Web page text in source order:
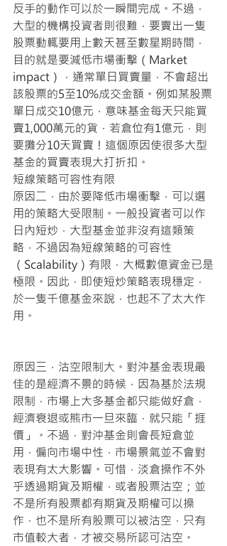
反手的動作可以於一瞬間完成。不過，
大型的機構投資者則很難，要賣出一隻
股票動輒要用上數天甚至數星期時間，
目的就是要減低市場衝擊（Market
impact），通常單日買賣量，不會超出
該股票的5至10%成交金額。例如某股票
單日成交10億元，意味基金每天只能買
賣1,000萬元的貨，若倉位有1億元，則
要攤分10天買賣！這個原因使很多大型
基金的買賣表現大打折扣。
短線策略可容性有限
原因二，由於要降低市場衝擊，可以選
用的策略大受限制。一般投資者可以作
日內短炒，大型基金並非沒有這類策
略，不過因為短線策略的可容性
（Scalability）有限，大概數億資金已是
極限。因此，即使短炒策略表現穩定，
於一隻千億基金來說，也起不了太大作
用。
原因三，沽空限制大。對沖基金表現最
佳的是經濟不景的時候，因為基於法規
限制，市場上大多基金都只能做好倉，
經濟衰退或熊市一旦來臨，就只能「捱
價」。不過，對沖基金則會長短倉並
用，偏向市場中性，市場景氣並不會對
表現有太大影響。可惜，淡倉操作不外
乎透過期貨及期權，或者股票沽空；並
不是所有股票都有期貨及期權可以操
作，也不是所有股票可以被沽空，只有
市值較大者，才被交易所認可沽空。